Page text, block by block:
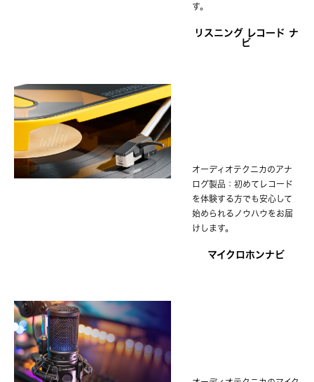
す。
リスニング レコード ナ
ビ
オーディオテクニカのアナ
ログ製品：初めてレコード
を体験する方でも安心して
始められるノウハウをお届
けします。
マイクロホンナビ